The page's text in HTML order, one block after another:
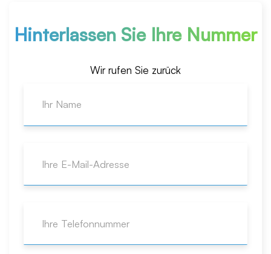
Hinterlassen Sie Ihre Nummer
Wir rufen Sie zurück